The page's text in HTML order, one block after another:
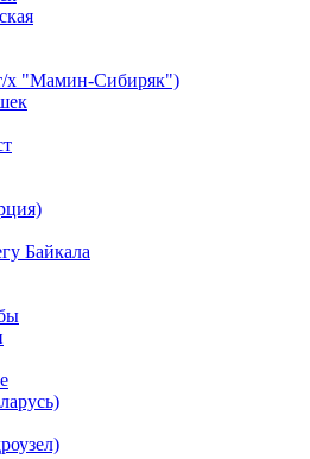
х "Мамин-Сибиряк")
Байкала